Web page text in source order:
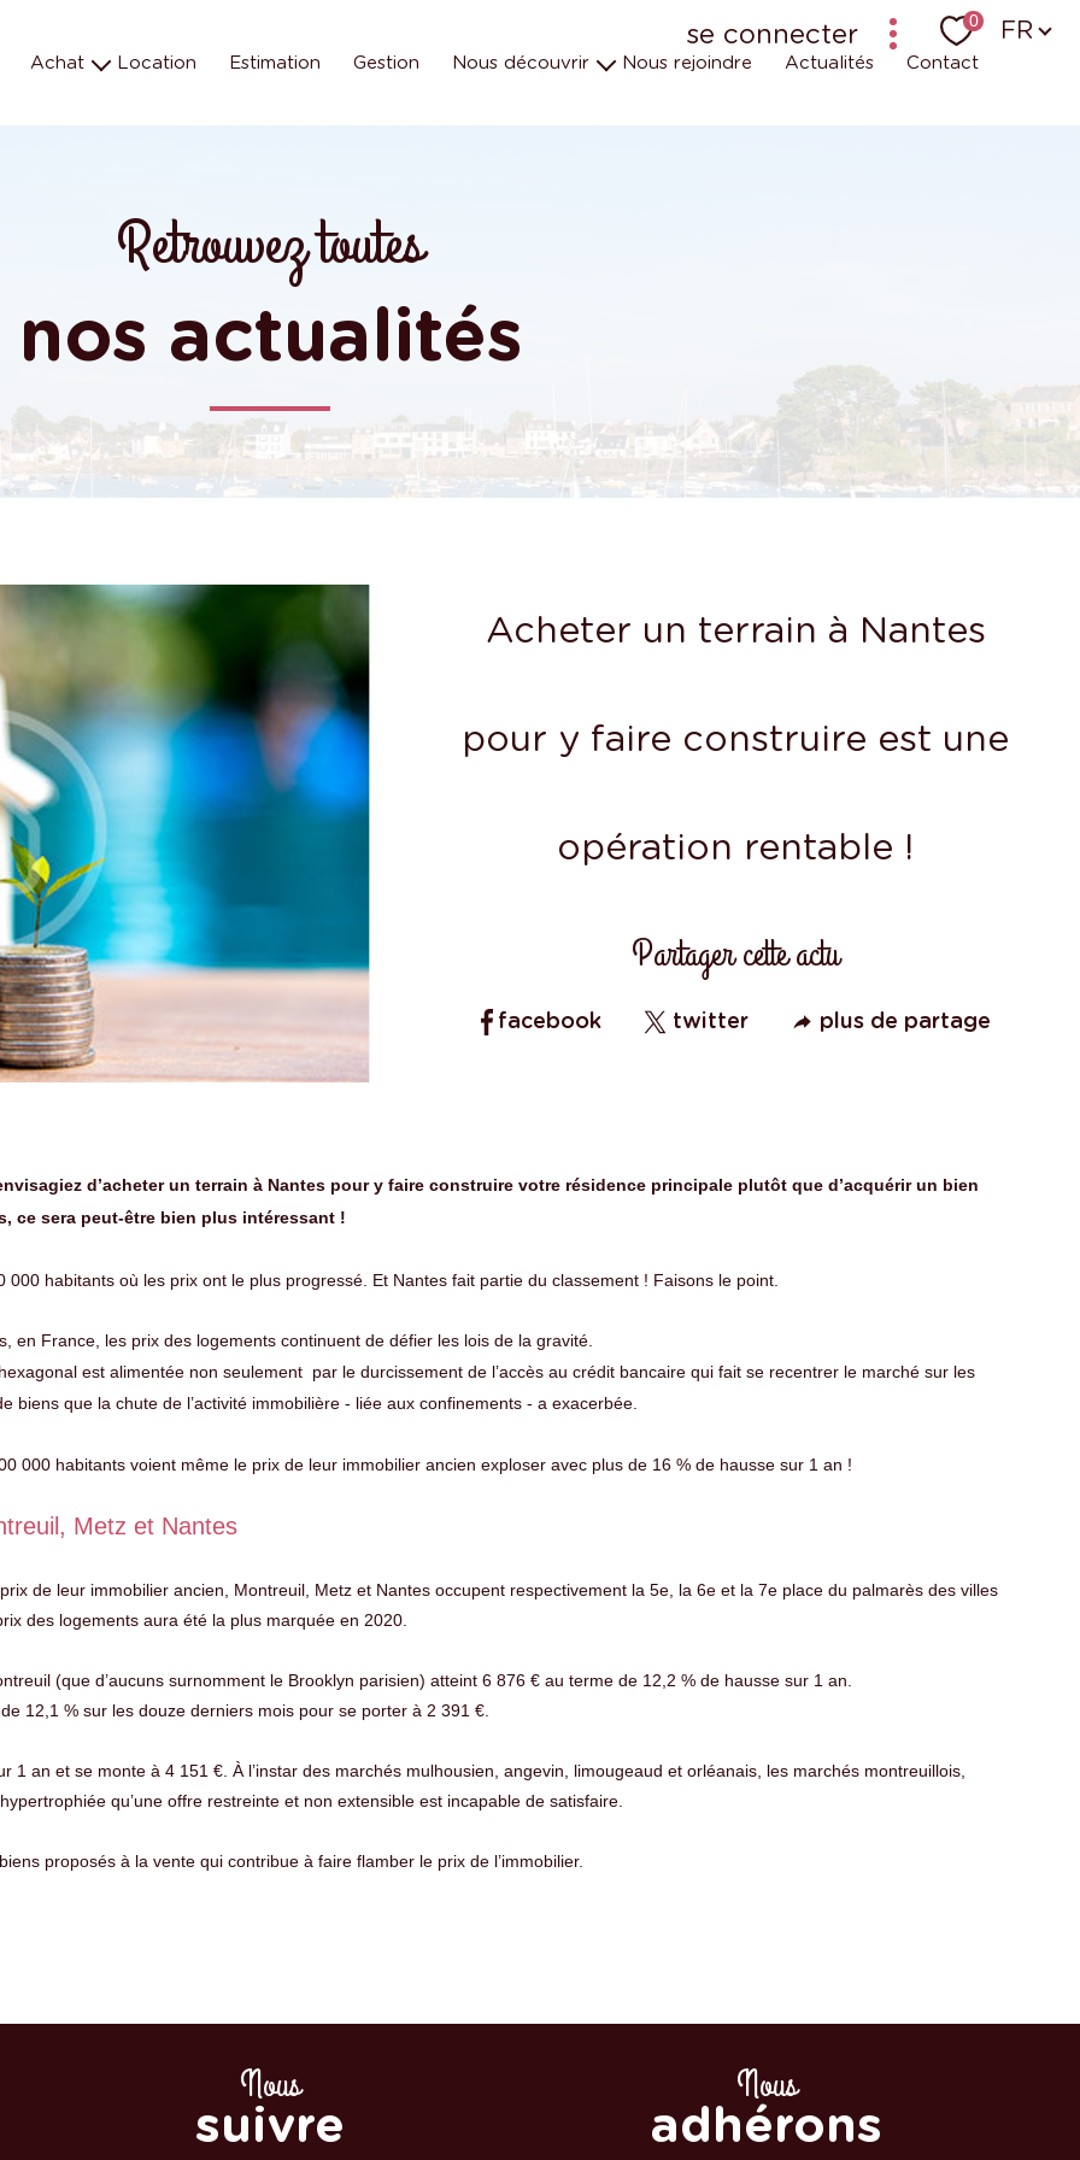
se connecter 0 Langue
FR
Achat
Programmes neufs
Location Estimation Gestion Nous découvrir Nous rejoindre Actualités Contact
Retrouvez toutes
nos actualités
Acheter un terrain à Nantes
pour y faire construire est une
opération rentable !
Partager cette actu
facebook twitter plus de partage
d’acheter un terrain à Nantes pour y faire construire votre résidence principale plutôt que d’acquérir un bien
ce sera peut-être bien plus intéressant !
habitants où les prix ont le plus progressé. Et Nantes fait partie du classement ! Faisons le point.
en France, les prix des logements continuent de défier les lois de la gravité.
est alimentée non seulement par le durcissement de l’accès au crédit bancaire qui fait se recentrer le marché sur les
biens que la chute de l’activité immobilière - liée aux confinements - a exacerbée.
000 habitants voient même le prix de leur immobilier ancien exploser avec plus de 16 % de hausse sur 1 an !
Metz et Nantes
de leur immobilier ancien, Montreuil, Metz et Nantes occupent respectivement la 5e, la 6e et la 7e place du palmarès des villes
des logements aura été la plus marquée en 2020.
(que d’aucuns surnomment le Brooklyn parisien) atteint 6 876 € au terme de 12,2 % de hausse sur 1 an.
12,1 % sur les douze derniers mois pour se porter à 2 391 €.
1 an et se monte à 4 151 €. À l’instar des marchés mulhousien, angevin, limougeaud et orléanais, les marchés montreuillois,
qu’une offre restreinte et non extensible est incapable de satisfaire.
proposés à la vente qui contribue à faire flamber le prix de l’immobilier.
Nous
suivre
Nous
adhérons